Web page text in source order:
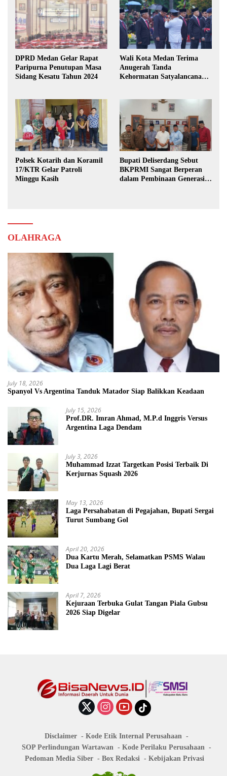
DPRD Medan Gelar Rapat
Paripurna Penutupan Masa
Sidang Kesatu Tahun 2024
Wali Kota Medan Terima
Anugerah Tanda
Kehormatan Satyalancana
Polsek Kotarih dan Koramil
17/KTR Gelar Patroli
Minggu Kasih
Bupati Deliserdang Sebut
BKPRMI Sangat Berperan
dalam Pembinaan Generasi
OLAHRAGA
July 18, 2026
Spanyol Vs Argentina Tanduk Matador Siap Balikkan Keadaan
July 15, 2026
Prof.DR. Imran Ahmad, M.P.d Inggris Versus
Argentina Laga Dendam
July 3, 2026
Muhammad Izzat Targetkan Posisi Terbaik Di
Kerjurnas Squash 2026
May 13, 2026
Laga Persahabatan di Pegajahan, Bupati Sergai
Turut Sumbang Gol
April 20, 2026
Dua Kartu Merah, Selamatkan PSMS Walau
Dua Laga Lagi Berat
April 7, 2026
Kejuraan Terbuka Gulat Tangan Piala Gubsu
2026 Siap Digelar
Disclaimer
Kode Etik Internal Perusahaan
SOP Perlindungan Wartawan
Kode Perilaku Perusahaan
Pedoman Media Siber
Box Redaksi Kebijakan Privasi